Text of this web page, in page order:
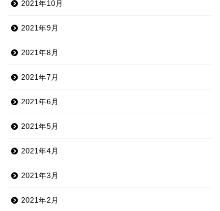
2021年10月
2021年9月
2021年8月
2021年7月
2021年6月
2021年5月
2021年4月
2021年3月
2021年2月